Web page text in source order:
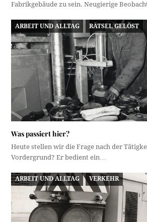
Fabrikgebäude zu sein. Neugierige
ARBEIT UND ALLTAG RÄTSEL GELÖST
Was passiert hier?
Heute stellen wir die Frage nach der
Vordergrund? Er bedient ein…
ARBEIT UND ALLTAG VERKEHR